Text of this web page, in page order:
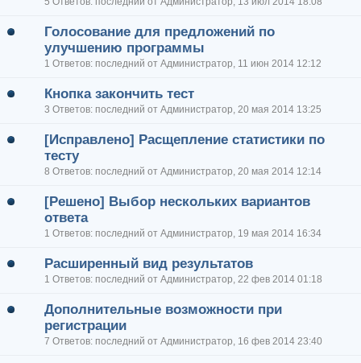
Голосование для предложений по
улучшению программы
1 Ответов: последний от Администратор, 11 июн 2014 12:12
Кнопка закончить тест
3 Ответов: последний от Администратор, 20 мая 2014 13:25
[Исправлено] Расщепление статистики по
тесту
8 Ответов: последний от Администратор, 20 мая 2014 12:14
[Решено] Выбор нескольких вариантов
ответа
1 Ответов: последний от Администратор, 19 мая 2014 16:34
Расширенный вид результатов
1 Ответов: последний от Администратор, 22 фев 2014 01:18
Дополнительные возможности при
регистрации
7 Ответов: последний от Администратор, 16 фев 2014 23:40